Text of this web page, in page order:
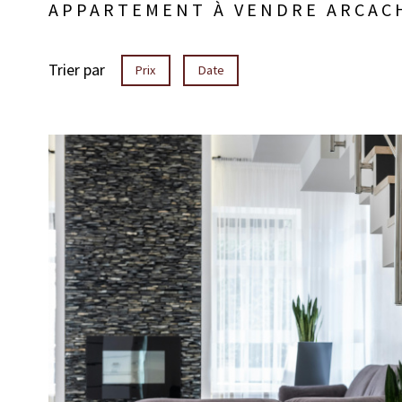
APPARTEMENT À VENDRE
Trier par Prix Date